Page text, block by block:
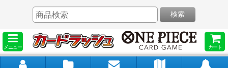
メニュー カート
検索